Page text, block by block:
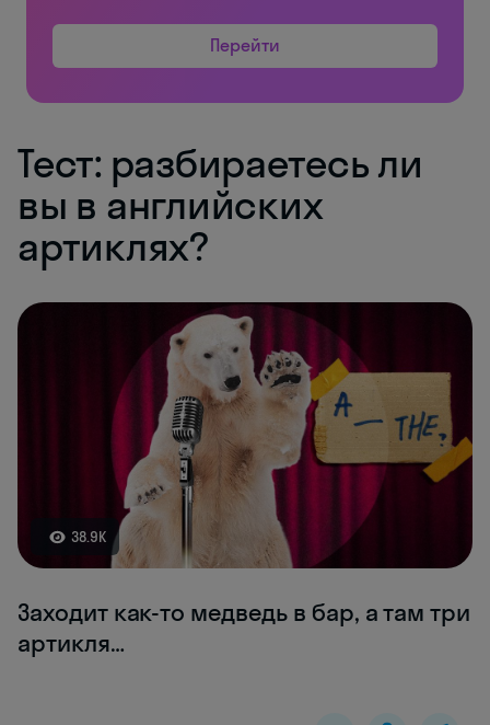
Перейти
Тест: разбираетесь ли
вы в английских
артиклях?
38.9K
Заходит как-то медведь в бар, а там три
артикля…